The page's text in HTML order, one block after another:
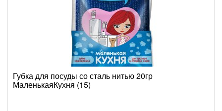
Губка для посуды со сталь нитью 20гр
МаленькаяКухня (15)